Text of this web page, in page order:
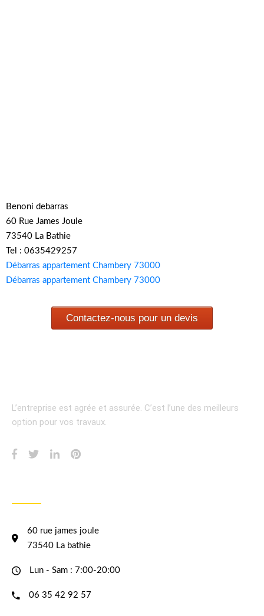
Benoni debarras
60 Rue James Joule
73540 La Bathie
Tel : 0635429257
Débarras appartement Chambery 73000
Débarras appartement Chambery 73000
Contactez-nous pour un devis
L’entreprise est agrée et assurée. C’est l’une des meilleurs
option pour vos travaux.
60 rue james joule
73540 La bathie
Lun - Sam : 7:00-20:00
06 35 42 92 57